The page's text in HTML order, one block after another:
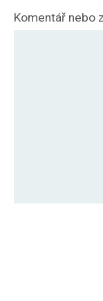
Komentář nebo